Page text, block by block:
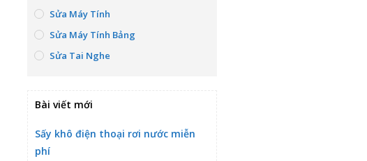
Sửa Máy Tính
Sửa Máy Tính Bảng
Sửa Tai Nghe
Bài viết mới
Sấy khô điện thoại rơi nước miễn
phí